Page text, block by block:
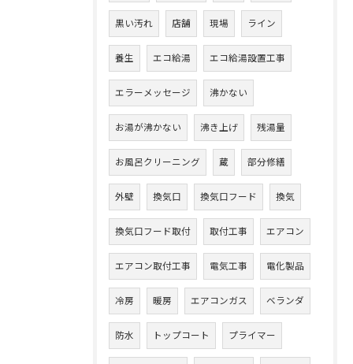
黒い汚れ 店舗 現場 ライン
養生 エコ給湯 エコ給湯設置工事
エラーメッセージ 沸かない
お湯が沸かない 沸き上げ 残湯量
お風呂クリーニング 蔵 部分修繕
外壁 換気口 換気口フード 換気
換気口フード取付 取付工事 エアコン
エアコン取付工事 電気工事 電化製品
冷房 暖房 エアコンガス ベランダ
防水 トップコート プライマー